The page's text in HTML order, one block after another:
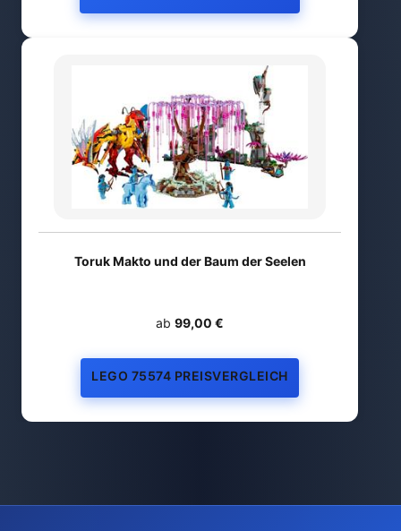
Toruk Makto und der Baum der Seelen
ab 99,00 €
LEGO 75574 PREISVERGLEICH